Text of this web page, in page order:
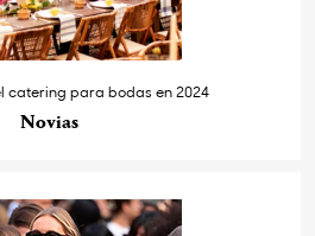
catering para bodas en 2024
Novias